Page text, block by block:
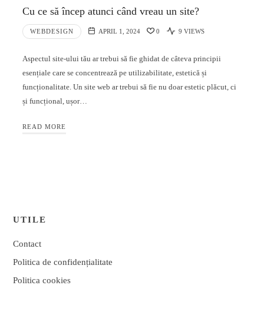
Cu ce să încep atunci când vreau un site?
WEBDESIGN APRIL 1, 2024 0 9 VIEWS
Aspectul site-ului tău ar trebui să fie ghidat de câteva principii
esențiale care se concentrează pe utilizabilitate, estetică și
funcționalitate. Un site web ar trebui să fie nu doar estetic plăcut, ci
și funcțional, ușor…
READ MORE
UTILE
Contact
Politica de confidențialitate
Politica cookies